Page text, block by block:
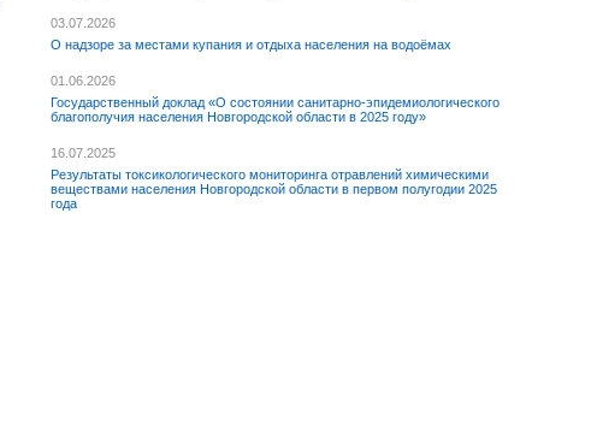
03.07.2026
О надзоре за местами купания и отдыха населения на водоёмах
01.06.2026
Государственный доклад «О состоянии санитарно-эпидемиологического
благополучия населения Новгородской области в 2025 году»
16.07.2025
Результаты токсикологического мониторинга отравлений химическими
веществами населения Новгородской области в первом полугодии 2025
года